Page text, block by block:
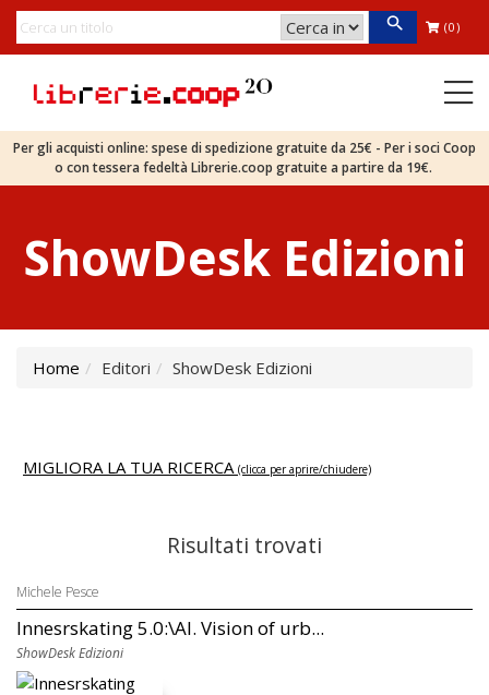
(0)
Per gli acquisti online: spese di spedizione gratuite da 25€ - Per i soci Coop
o con tessera fedeltà Librerie.coop gratuite a partire da 19€.
ShowDesk Edizioni
Home Editori ShowDesk Edizioni
MIGLIORA LA TUA RICERCA (clicca per aprire/chiudere)
Risultati trovati
Michele Pesce
Innesrskating 5.0:\AI. Vision of urb...
ShowDesk Edizioni